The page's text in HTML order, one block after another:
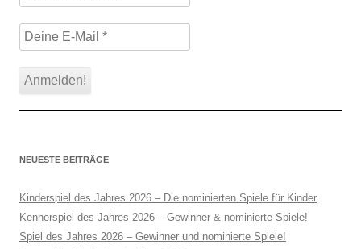
NEUESTE BEITRÄGE
Kinderspiel des Jahres 2026 – Die nominierten Spiele für Kinder
Kennerspiel des Jahres 2026 – Gewinner & nominierte Spiele!
Spiel des Jahres 2026 – Gewinner und nominierte Spiele!